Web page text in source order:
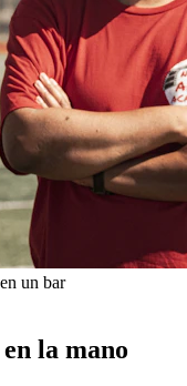
un bar
la mano